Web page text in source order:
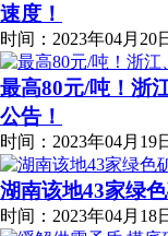
速度！
时间：2023年04月20
最高80元/吨！浙
公告！
时间：2023年04月19
湖南该地43家绿
时间：2023年04月18